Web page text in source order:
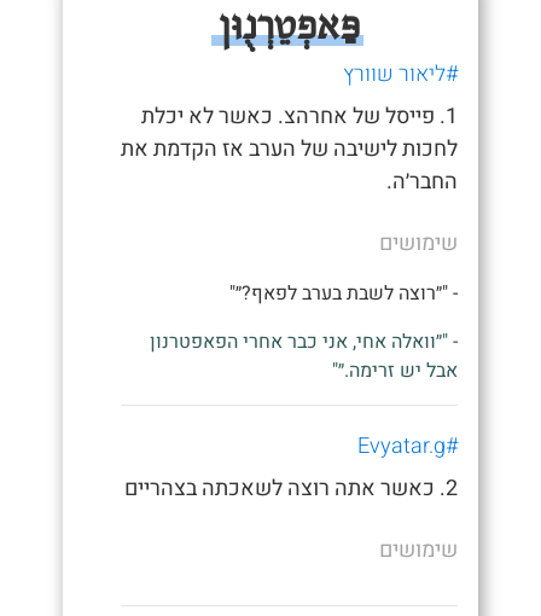
פַּאפְטֵרְנֻוּן
#ליאור שוורץ
1. פייסל של אחרהצ. כאשר לא יכלת
לחכות לישיבה של הערב אז הקדמת את
החבר׳ה.
שימושים
- "״רוצה לשבת בערב לפאף?״"
- "״וואלה אחי, אני כבר אחרי הפאפטרנון
אבל יש זרימה.״"
#Evyatar.g
2. כאשר אתה רוצה לשאכתה בצהריים
שימושים